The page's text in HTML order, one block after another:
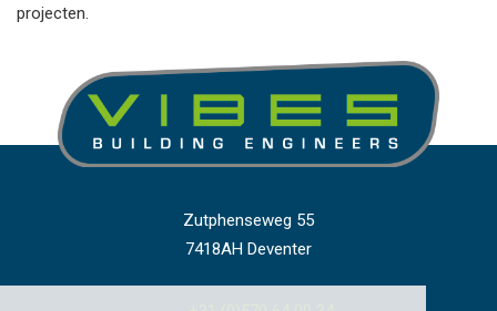
projecten.
Zutphenseweg 55
7418AH Deventer